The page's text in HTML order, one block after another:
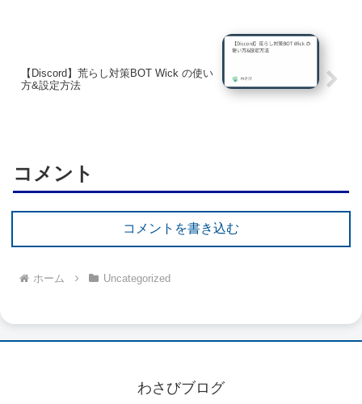
【Discord】荒らし対策BOT Wick の使い
方&設定方法
コメント
コメントを書き込む
ホーム Uncategorized
わさびブログ